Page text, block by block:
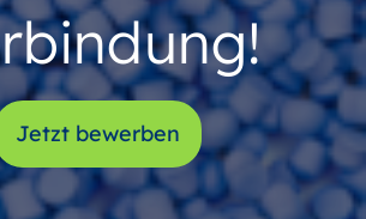
Jetzt bewerben